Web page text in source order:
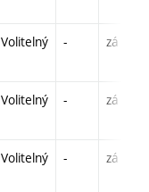
Volitelný - zá
Volitelný - zá
Volitelný - zá